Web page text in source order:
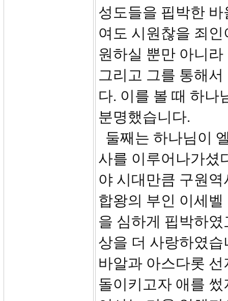
성도들을 핍박한
여도 시원찮을 죄
원하실 뿐만 아니
그리고 그를 통해
다. 이를 볼 때 하나
분명했습니다.
둘째는 하나님이
사를 이루어나가셨
야 시대만큼 구원
합왕의 부인 이세
을 심하게 핍박하
상을 더 사랑하였
바알과 아스다롯
돌이키고자 애를